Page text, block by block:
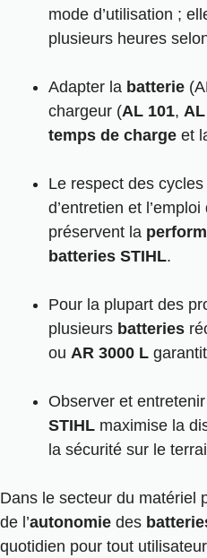
mode d’utilisation ;
plusieurs heures
Adapter la batterie
chargeur (AL 101,
temps de charge et
Le respect des cycles
d’entretien et
préservent la
batteries STIHL.
Pour la plupart des
plusieurs batteries
ou AR 3000 L
Observer et
STIHL maximise la
la sécurité sur le
Dans le secteur du matériel
de l’autonomie des
quotidien pour tout